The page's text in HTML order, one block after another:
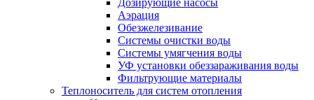
Дозирующие насосы
Аэрация
Обезжелезивание
Системы очистки воды
Системы умягчения воды
УФ установки обеззараживания воды
Фильтрующие материалы
Теплоноситель для систем отопления